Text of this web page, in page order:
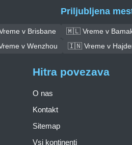
Priljubljena
v Brisbane 🇲🇱 Vreme v
v Wenzhou
🇮🇳 Vreme v
Hitra povezava
O nas
Kontakt
Sitemap
Vsi kontinenti